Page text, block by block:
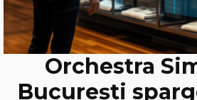
Orchestra
București